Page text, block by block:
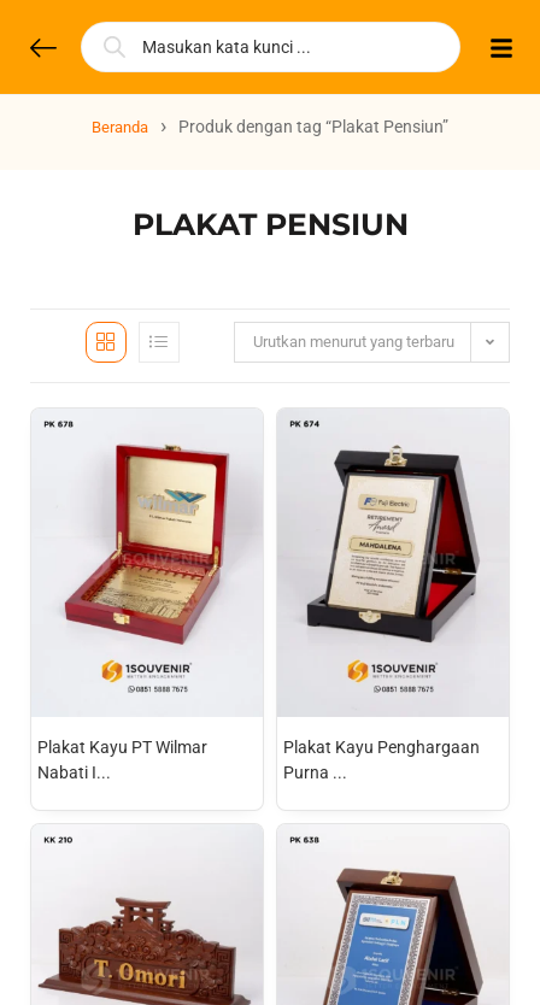
Beranda › Produk dengan tag “Plakat Pensiun”
PLAKAT PENSIUN
Urutkan menurut yang terbaru
Plakat Kayu PT Wilmar
Nabati I...
Plakat Kayu Penghargaan
Purna ...